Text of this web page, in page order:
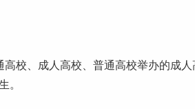
高校、成人高校、普通高校举办的成
。